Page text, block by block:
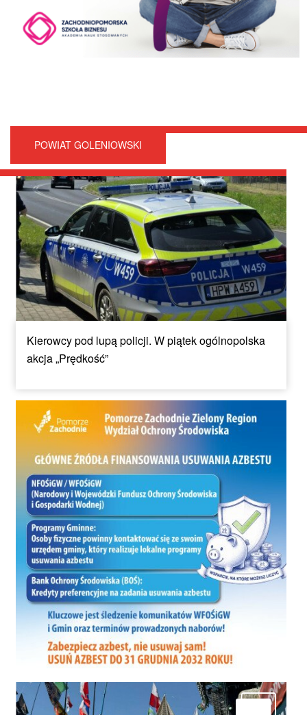
POWIAT GOLENIOWSKI
Kierowcy pod lupą policji. W piątek ogólnopolska
akcja „Prędkość”